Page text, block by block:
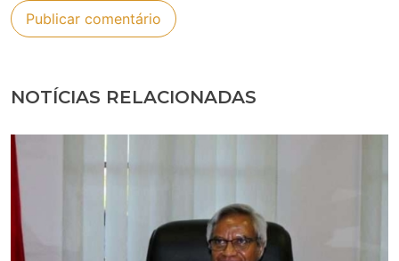
NOTÍCIAS RELACIONADAS